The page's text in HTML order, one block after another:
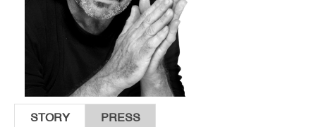
STORY PRESS